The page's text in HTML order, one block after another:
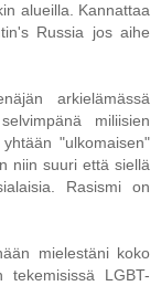
alueilla. Kannattaa
Russia jos aihe
arkielämässä
miliisien
"ulkomaisen"
niin suuri että siellä
Rasismi on
mielestäni koko
LGBT-